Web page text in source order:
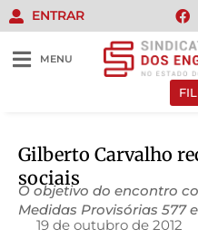
ENTRAR
MENU
Gilberto Carvalho
sociais
O objetivo do encontro
Medidas Provisórias 577
19 de outubro de 2012